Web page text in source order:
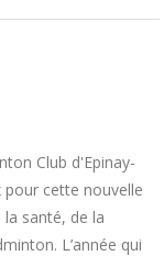
Club d'Epinay-
cette nouvelle
santé, de la
L’année qui